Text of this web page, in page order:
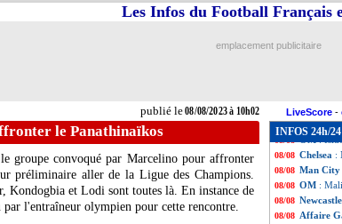
publié le08/08/2023 à 10h02
Les Infos du Football Français
emplacement publicitaire
LiveScore -
le Panathinaïkos
groupe convoqué par Marcelino pour affronter
préliminaire aller de la Ligue des Champions.
Kondogbia et Lodi sont toutes là. En instance de
l'entraîneur olympien pour cette rencontre.
INFOS 24h/24
08/08 EdF (f):
08/08
08/08 CdM (f)
08/08 CdM (f)
08/08 Rennes:
08/08 Chelsea :
08/08 Man City
08/08 OM :
08/08 Newcastle
08/08 Affaire